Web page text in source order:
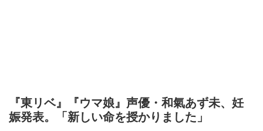
『東リベ』『ウマ娘』声優・和氣あず未、妊
娠発表。「新しい命を授かりました」